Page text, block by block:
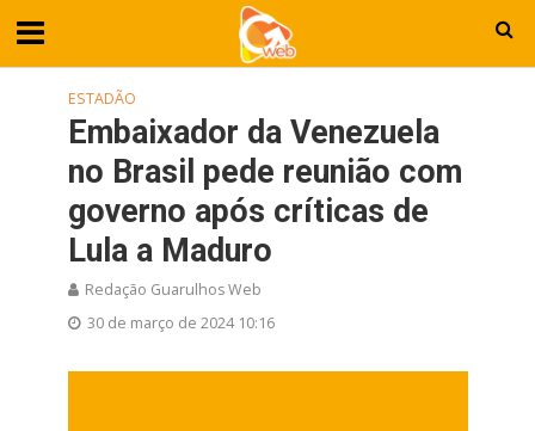
ESTADÃO
Embaixador da Venezuela
no Brasil pede reunião com
governo após críticas de
Lula a Maduro
Redação Guarulhos Web
30 de março de 2024 10:16